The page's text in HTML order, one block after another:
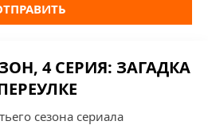
4 СЕРИЯ: ЗАГАДКА
сезона сериала